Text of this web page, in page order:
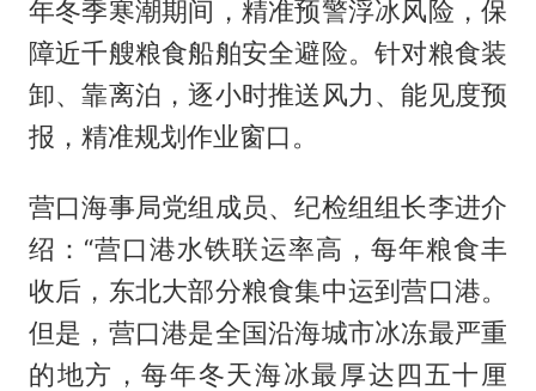
年冬季寒潮期间，精准预警浮冰风险，保
障近千艘粮食船舶安全避险。针对粮食装
卸、靠离泊，逐小时推送风力、能见度预
报，精准规划作业窗口。
营口海事局党组成员、纪检组组长李进介
绍：“营口港水铁联运率高，每年粮食丰
收后，东北大部分粮食集中运到营口港。
但是，营口港是全国沿海城市冰冻最严重
的地方，每年冬天海冰最厚达四五十厘